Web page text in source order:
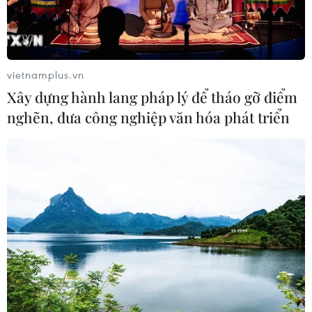
TIN CÙNG CHUYÊN MỤC
Cứu sống trẻ sinh cực non 25 tuần
vietnamplus.vn
Xây dựng hành lang pháp lý để tháo gỡ điểm
nghẽn, đưa công nghiệp văn hóa phát triển